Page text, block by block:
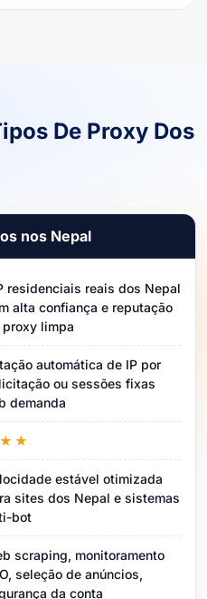
De Proxy Dos
nos Nepal
residenciais reais dos Nepal
alta confiança e reputação
proxy limpa
automática de IP por
ou sessões fixas
demanda
estável otimizada
sites dos Nepal e sistemas
bot
scraping, monitoramento
seleção de anúncios,
da conta